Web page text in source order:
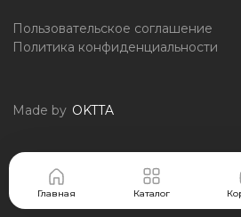
Главная Каталог
Пользовательское соглашение
Политика конфиденциальности
Made by OKTTA